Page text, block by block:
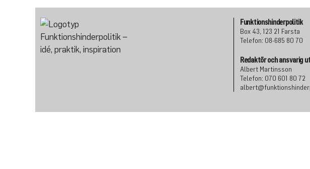
Funktionshinderpolitik
Box 43, 123 21 Farsta
Telefon: 08-685 80 70
Redaktör och ansvarig
Albert Martinsson
Telefon: 070 601 80 72